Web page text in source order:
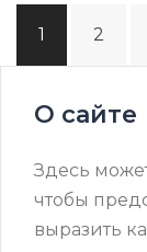
записей
1 2
О сайте
Здесь
чтобы
выразить